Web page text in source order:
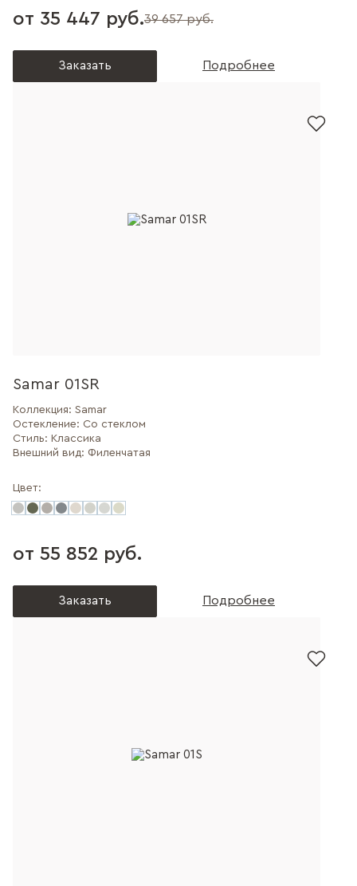
от 35 447 руб.39 657 руб.
Заказать Подробнее
Samar 01SR
Коллекция: Samar
Остекление: Со стеклом
Стиль: Классика
Внешний вид: Филенчатая
Цвет:
от 55 852 руб.
Заказать Подробнее